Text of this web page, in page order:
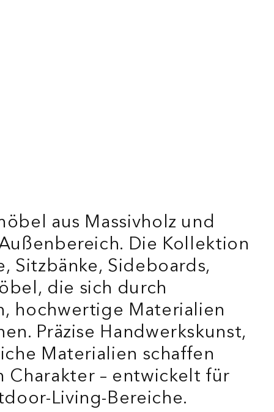
aus Massivholz und
Die Kollektion
Sitzbänke, Sideboards,
die sich durch
hochwertige Materialien
Präzise Handwerkskunst,
Materialien schaffen
– entwickelt für
Living-Bereiche.